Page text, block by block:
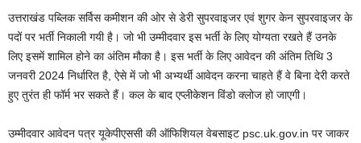
उत्तराखंड पब्लिक सर्विस कमीशन की ओर से डेरी सुपरवाइजर एवं शुगर केन सुपरवाइजर के
पदों पर भर्ती निकाली गयी है। जो भी उम्मीदवार इस भर्ती के लिए योग्यता रखते हैं उनके
लिए इसमें शामिल होने का अंतिम मौका है। इस भर्ती के लिए आवेदन की अंतिम तिथि 3
जनवरी 2024 निर्धारित है, ऐसे में जो भी अभ्यर्थी आवेदन करना चाहते हैं वे बिना देरी करते
हुए तुरंत ही फॉर्म भर सकते हैं। कल के बाद एप्लीकेशन विंडो क्लोज हो जाएगी।
उम्मीदवार आवेदन पत्र यूकेपीएससी की ऑफिशियल वेबसाइट psc.uk.gov.in पर जाकर